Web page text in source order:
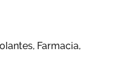
Farmacia,